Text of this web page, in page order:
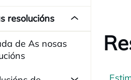
resolucións
de As nosas